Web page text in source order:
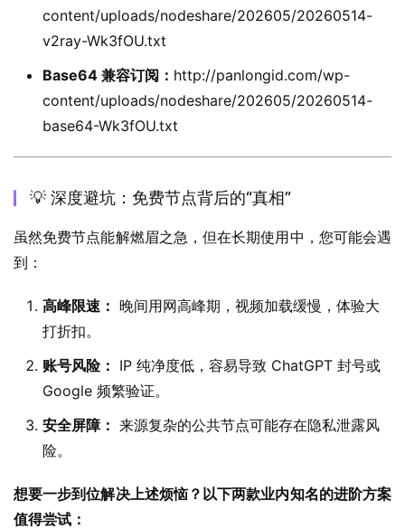
content/uploads/nodeshare/202605/20260514-
v2ray-Wk3fOU.txt
Base64 兼容订阅： http://panlongid.com/wp-
content/uploads/nodeshare/202605/20260514-
base64-Wk3fOU.txt
💡 深度避坑：免费节点背后的“真相”
虽然免费节点能解燃眉之急，但在长期使用中，您可能会遇
到：
高峰限速： 晚间用网高峰期，视频加载缓慢，体验大
打折扣。
账号风险： IP 纯净度低，容易导致 ChatGPT 封号或
Google 频繁验证。
安全屏障： 来源复杂的公共节点可能存在隐私泄露风
险。
想要一步到位解决上述烦恼？以下两款业内知名的进阶方案
值得尝试：